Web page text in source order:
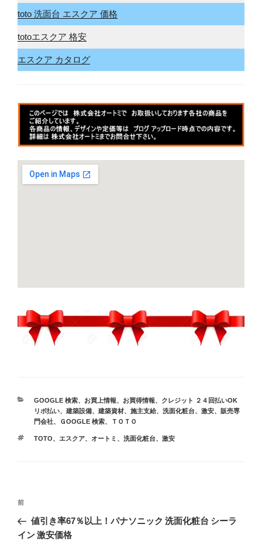
toto 洗面台 エスクア 価格
totoエスクア 格安
エスクア カタログ
カ
テ
ゴ
ー
GOOGLE 検索、 お買上情報、 お買得情報、
クレジット ２４回払いOK
リボ払い、 建築設備、 建築資材、 施主支給、 洗面化粧台、 激安、
販売専
門会社、 ＧOOGLE 検索、 ＴＯＴＯ
タ
TOTO、 エスクア、 オートミ 、 洗面化粧台、 激安
投
ナ
前
の
投
前
値引き率67％以上！パナソニック 洗面化粧台 シーラ
イン 激安価格